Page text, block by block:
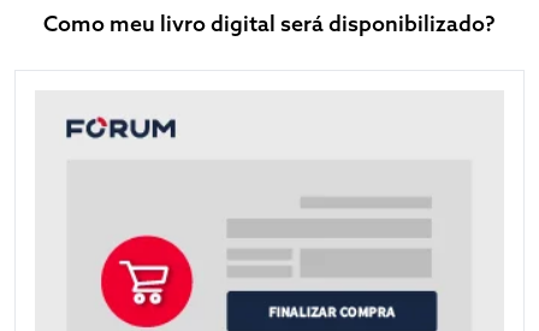
Como meu livro digital será disponibilizado?